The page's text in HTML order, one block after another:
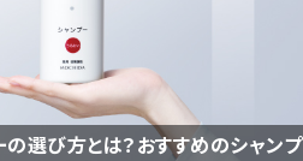
選び方とは？おすすめのシャンプ